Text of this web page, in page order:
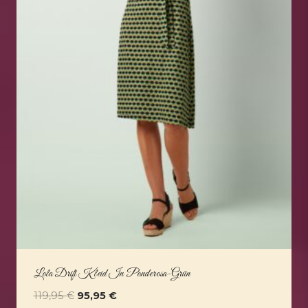
Lola Drift Kleid In Ponderosa-Grün
119,95€ Ursprünglicher
95,95 €Aktueller